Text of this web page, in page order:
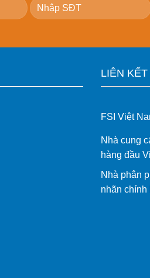
LIÊN
FSI Việt
Nhà cung
hàng đầu
Nhà phân
nhãn chính